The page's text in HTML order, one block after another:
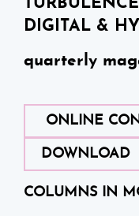
DIGITAL &
quarterly
ONLINE
DOWNLOAD
COLUMNS IN